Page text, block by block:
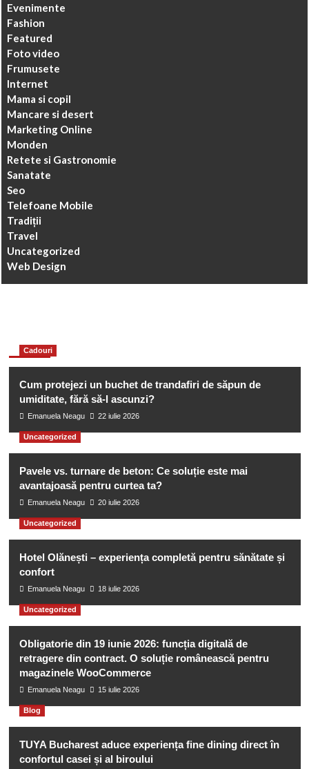
Evenimente
Fashion
Featured
Foto video
Frumusete
Internet
Mama si copil
Mancare si desert
Marketing Online
Monden
Retete si Gastronomie
Sanatate
Seo
Telefoane Mobile
Tradiții
Travel
Uncategorized
Web Design
You may have missed
Cadouri
Cum protejezi un buchet de trandafiri de săpun de
umiditate, fără să-l ascunzi?
Emanuela Neagu 22 iulie 2026
Uncategorized
Pavele vs. turnare de beton: Ce soluție este mai
avantajoasă pentru curtea ta?
Emanuela Neagu 20 iulie 2026
Uncategorized
Hotel Olănești – experiența completă pentru sănătate și
confort
Emanuela Neagu 18 iulie 2026
Uncategorized
Obligatorie din 19 iunie 2026: funcția digitală de
retragere din contract. O soluție românească pentru
magazinele WooCommerce
Emanuela Neagu 15 iulie 2026
Blog
TUYA Bucharest aduce experiența fine dining direct în
confortul casei și al biroului